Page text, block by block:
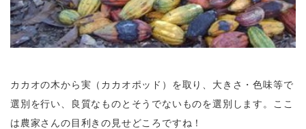
カカオの木から実（カカオポッド）を取り、大きさ・色味等で
選別を行い、良質なものとそうでないものを選別します。ここ
は農家さんの目利きの見せどころですね！